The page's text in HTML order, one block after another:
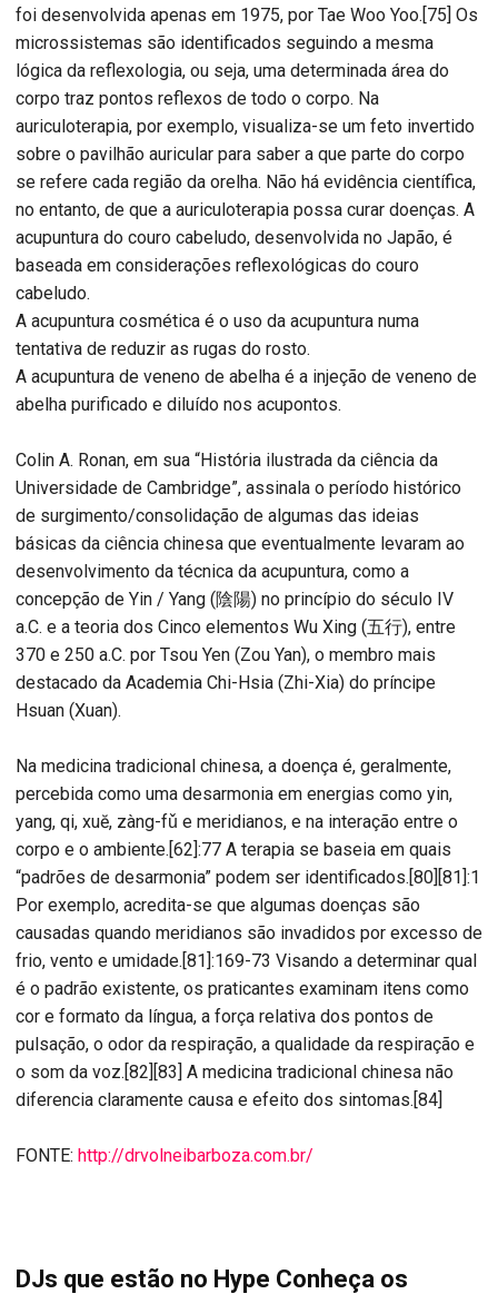
foi desenvolvida apenas em 1975, por Tae Woo Yoo.[75] Os
microssistemas são identificados seguindo a mesma
lógica da reflexologia, ou seja, uma determinada área do
corpo traz pontos reflexos de todo o corpo. Na
auriculoterapia, por exemplo, visualiza-se um feto invertido
sobre o pavilhão auricular para saber a que parte do corpo
se refere cada região da orelha. Não há evidência científica,
no entanto, de que a auriculoterapia possa curar doenças. A
acupuntura do couro cabeludo, desenvolvida no Japão, é
baseada em considerações reflexológicas do couro
cabeludo.
A acupuntura cosmética é o uso da acupuntura numa
tentativa de reduzir as rugas do rosto.
A acupuntura de veneno de abelha é a injeção de veneno de
abelha purificado e diluído nos acupontos.
Colin A. Ronan, em sua “História ilustrada da ciência da
Universidade de Cambridge”, assinala o período histórico
de surgimento/consolidação de algumas das ideias
básicas da ciência chinesa que eventualmente levaram ao
desenvolvimento da técnica da acupuntura, como a
concepção de Yin / Yang (陰陽) no princípio do século IV
a.C. e a teoria dos Cinco elementos Wu Xing (五行), entre
370 e 250 a.C. por Tsou Yen (Zou Yan), o membro mais
destacado da Academia Chi-Hsia (Zhi-Xia) do príncipe
Hsuan (Xuan).
Na medicina tradicional chinesa, a doença é, geralmente,
percebida como uma desarmonia em energias como yin,
yang, qi, xuĕ, zàng-fǔ e meridianos, e na interação entre o
corpo e o ambiente.[62]:77 A terapia se baseia em quais
“padrões de desarmonia” podem ser identificados.[80][81]:1
Por exemplo, acredita-se que algumas doenças são
causadas quando meridianos são invadidos por excesso de
frio, vento e umidade.[81]:169-73 Visando a determinar qual
é o padrão existente, os praticantes examinam itens como
cor e formato da língua, a força relativa dos pontos de
pulsação, o odor da respiração, a qualidade da respiração e
o som da voz.[82][83] A medicina tradicional chinesa não
diferencia claramente causa e efeito dos sintomas.[84]
FONTE: http://drvolneibarboza.com.br/
DJs que estão no Hype Conheça os